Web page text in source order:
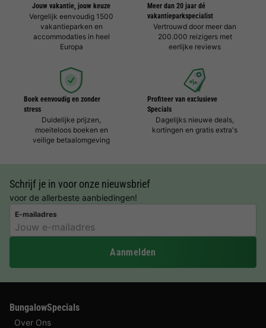
Jouw vakantie, jouw keuze
Vergelijk eenvoudig 1500
vakantieparken en
accommodaties in heel
Europa
Meer dan 20 jaar dé
vakantieparkspecialist
Vertrouwd door meer dan
200.000 reizigers met
eerlijke reviews
Boek eenvoudig en zonder
stress
Duidelijke prijzen,
moeiteloos boeken en
veilige betaalomgeving
Profiteer van exclusieve
Specials
Dagelijks nieuwe deals,
kortingen en gratis extra's
Schrijf je in voor onze nieuwsbrief
voor de allerbeste aanbiedingen!
E-mailadres
Aanmelden
BungalowSpecials
Over Ons